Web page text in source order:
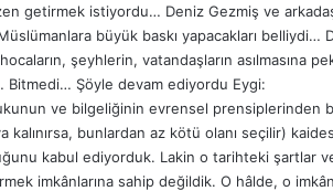
getirmek istiyordu… Deniz Gezmiş ve
büyük baskı yapacakları belliydi…
şeyhlerin, vatandaşların asılmasına
Bitmedi… Şöyle devam ediyordu Eygi:
ve bilgeliğinin evrensel prensiplerinden
kalınırsa, bunlardan az kötü olanı seçilir)
kabul ediyorduk. Lakin o tarihteki şartlar
imkânlarına sahip değildik. O hâlde, o